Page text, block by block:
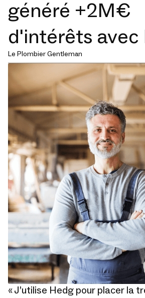
généré +2M€
d'intérêts avec
Le Plombier Gentleman
« J’utilise Hedg pour placer la